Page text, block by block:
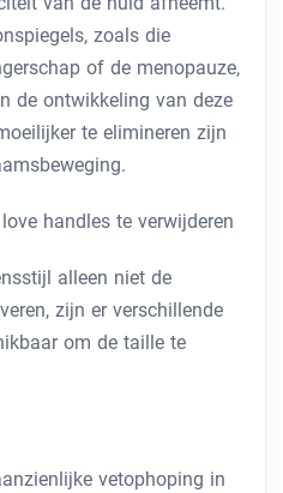
zoals die
of de menopauze,
de ontwikkeling van deze
te elimineren zijn
handles te verwijderen
alleen niet de
zijn er verschillende
om de taille te
vetophoping in